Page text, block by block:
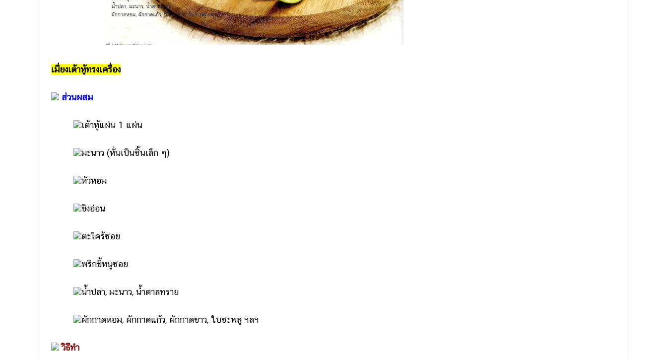
เมี่ยงเต้าหู้ทรงเครื่อง
ส่วนผสม
เต้าหู้แผ่น 1 แผ่น
มะนาว (หั่นเป็นชิ้นเล็ก ๆ)
หัวหอม
ขิงอ่อน
ตะไคร้ซอย
พริกขี้หนูซอย
น้ำปลา, มะนาว, น้ำตาลทราย
ผักกาดหอม, ผักกาดแก้ว, ผักกาดขาว, ใบชะพลู ฯลฯ
วิธีทำ